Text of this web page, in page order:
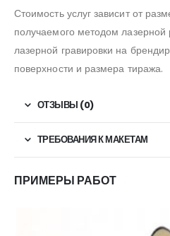
Стоимость услуг зависит от
получаемого методом лазерной
лазерной гравировки на
поверхности и размера тиража.
ОТЗЫВЫ (0)
ТРЕБОВАНИЯ К МАКЕТАМ
ПРИМЕРЫ РАБОТ